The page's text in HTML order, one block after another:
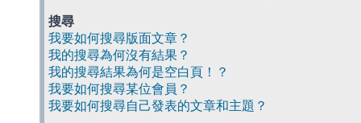
搜尋
我要如何搜尋版面文章？
我的搜尋為何沒有結果？
我的搜尋結果為何是空白頁！？
我要如何搜尋某位會員？
我要如何搜尋自己發表的文章和主題？